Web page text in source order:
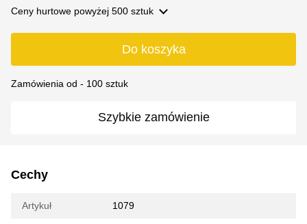
Ceny hurtowe powyżej 500 sztuk
Do koszyka
Zamówienia od - 100 sztuk
Szybkie zamówienie
Cechy
Artykuł 1079